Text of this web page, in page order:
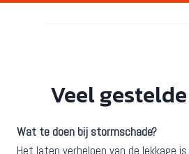
Veel
Wat te doen bij stormschade?
Het laten verhelpen van de lekkage